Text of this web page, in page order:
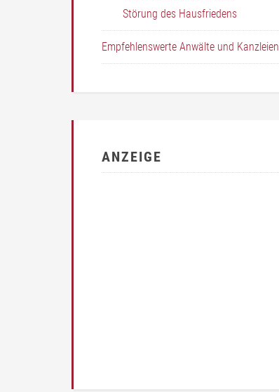
Störung des Hausfriedens
Empfehlenswerte Anwälte und Kanzleien
ANZEIGE